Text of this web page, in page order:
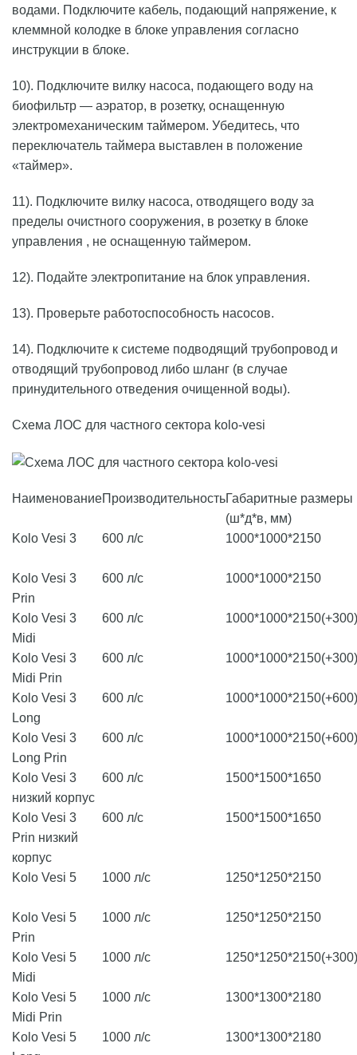
водами. Подключите кабель, подающий напряжение, к
клеммной колодке в блоке управления согласно
инструкции в блоке.
10). Подключите вилку насоса, подающего воду на
биофильтр — аэратор, в розетку, оснащенную
электромеханическим таймером. Убедитесь, что
переключатель таймера выставлен в положение
«таймер».
11). Подключите вилку насоса, отводящего воду за
пределы очистного сооружения, в розетку в блоке
управления , не оснащенную таймером.
12). Подайте электропитание на блок управления.
13). Проверьте работоспособность насосов.
14). Подключите к системе подводящий трубопровод и
отводящий трубопровод либо шланг (в случае
принудительного отведения очищенной воды).
Cхема ЛОС для частного сектора kolo-vesi
НаименованиеПроизводительностьГабаритные размеры
(ш*д*в, мм)
Kolo Vesi 3
600 л/с 1000*1000*2150
Kolo Vesi 3
Prin
600 л/с 1000*1000*2150
Kolo Vesi 3
Midi
600 л/с 1000*1000*2150(+300)
Kolo Vesi 3
Midi Prin
600 л/с 1000*1000*2150(+300)
Kolo Vesi 3
Long
600 л/с 1000*1000*2150(+600)
Kolo Vesi 3
Long Prin
600 л/с 1000*1000*2150(+600)
Kolo Vesi 3
низкий корпус
600 л/с 1500*1500*1650
Kolo Vesi 3
Prin низкий
корпус
600 л/с 1500*1500*1650
Kolo Vesi 5 1000 л/с 1250*1250*2150
Kolo Vesi 5
Prin
1000 л/с 1250*1250*2150
Kolo Vesi 5
Midi
1000 л/с 1250*1250*2150(+300)
Kolo Vesi 5
Midi Prin
1000 л/с 1300*1300*2180
Kolo Vesi 5
1000 л/с 1300*1300*2180